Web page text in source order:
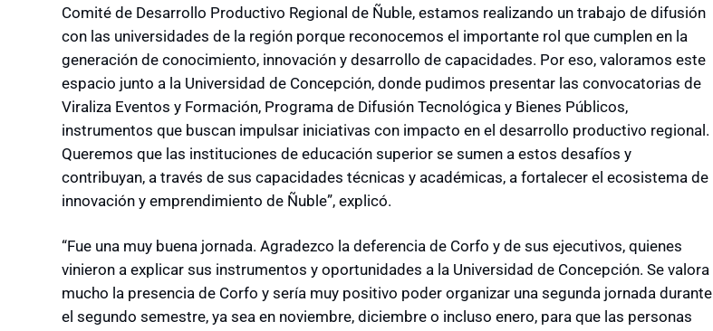
Comité de Desarrollo Productivo Regional de Ñuble, estamos realizando un trabajo de difusión
con las universidades de la región porque reconocemos el importante rol que cumplen en la
generación de conocimiento, innovación y desarrollo de capacidades. Por eso, valoramos este
espacio junto a la Universidad de Concepción, donde pudimos presentar las convocatorias de
Viraliza Eventos y Formación, Programa de Difusión Tecnológica y Bienes Públicos,
instrumentos que buscan impulsar iniciativas con impacto en el desarrollo productivo regional.
Queremos que las instituciones de educación superior se sumen a estos desafíos y
contribuyan, a través de sus capacidades técnicas y académicas, a fortalecer el ecosistema de
innovación y emprendimiento de Ñuble”, explicó.
“Fue una muy buena jornada. Agradezco la deferencia de Corfo y de sus ejecutivos, quienes
vinieron a explicar sus instrumentos y oportunidades a la Universidad de Concepción. Se valora
mucho la presencia de Corfo y sería muy positivo poder organizar una segunda jornada durante
el segundo semestre, ya sea en noviembre, diciembre o incluso enero, para que las personas